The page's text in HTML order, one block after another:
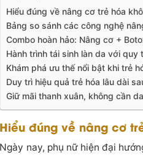
Hiểu đúng về nâng cơ trẻ hóa
Bảng so sánh các công nghệ
Combo hoàn hảo: Nâng cơ +
Hành trình tái sinh làn da với
Khám phá ưu thế nổi bật khi trẻ
Duy trì hiệu quả trẻ hóa lâu dài
Giữ mãi thanh xuân, không cần
Hiểu đúng về nâng cơ
Ngày nay, phụ nữ hiện đại